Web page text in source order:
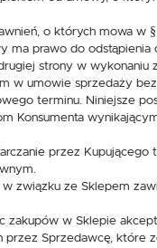
o których mowa w
ma prawo do odstąpienia
strony w wykonaniu
w umowie sprzedaży
terminu. Niniejsze
Konsumenta
przez Kupującego
związku ze Sklepem
zakupów w Sklepie
przez Sprzedawcę, które